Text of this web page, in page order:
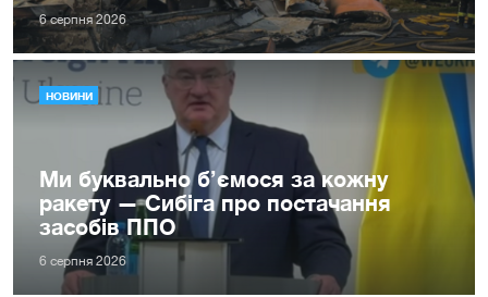
6 серпня 2026
НОВИНИ
Ми буквально б’ємося за кожну
ракету — Сибіга про постачання
засобів ППО
6 серпня 2026